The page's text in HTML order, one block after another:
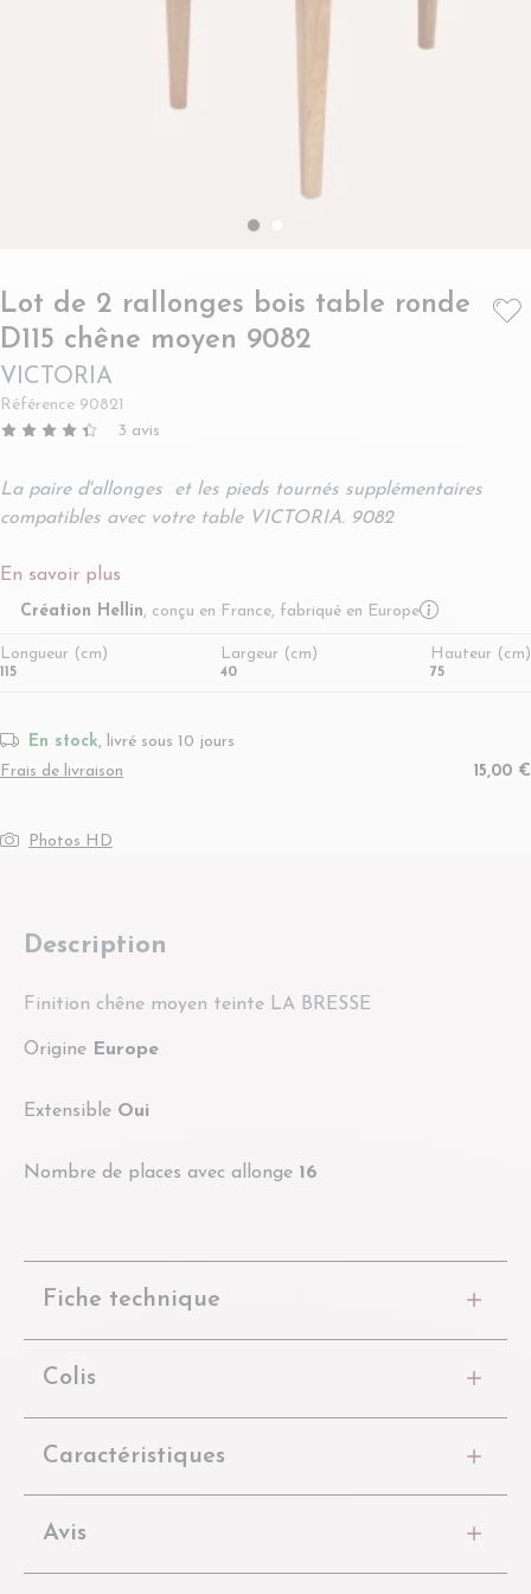
Lot de 2 rallonges bois table ronde
D115 chêne moyen 9082
VICTORIA
Référence 90821
3 avis
La paire d'allonges et les pieds tournés supplémentaires
compatibles avec votre table VICTORIA. 9082
En savoir plus
Création Hellin, conçu en France, fabriqué en Europe More
Longueur (cm)
115
Largeur (cm)
40
Hauteur (cm)
75
En stock, livré sous 10 jours
Frais de livraison
15,00 €
Photos HD
Description
Finition chêne moyen teinte LA BRESSE
Origine Europe
Extensible Oui
Nombre de places avec allonge 16
Fiche technique
Colis
Caractéristiques
Avis